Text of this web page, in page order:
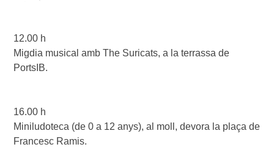
12.00 h
Migdia musical amb The Suricats, a la terrassa de
PortsIB.
16.00 h
Miniludoteca (de 0 a 12 anys), al moll, devora la plaça de
Francesc Ramis.